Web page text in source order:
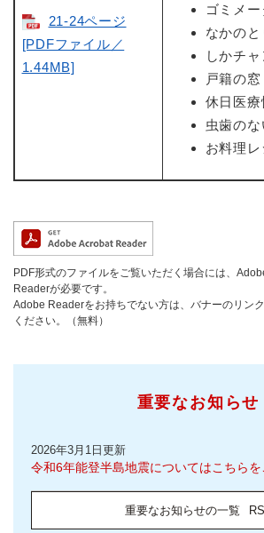
21-24ページ
[PDFファイル／
1.44MB]
ゴミメー
なかの
しかチ
戸籍の窓
休日医療
虫歯の
お料理レ
PDF形式のファイルをご覧いただく場合には、
Readerが必要です。
Adobe Readerをお持ちでない方は、バナーのリン
ください。（無料）
重要なお知らせ
2026年3月1日更新
令和6年能登半島地震についてはこちら
重要なお知らせの一覧